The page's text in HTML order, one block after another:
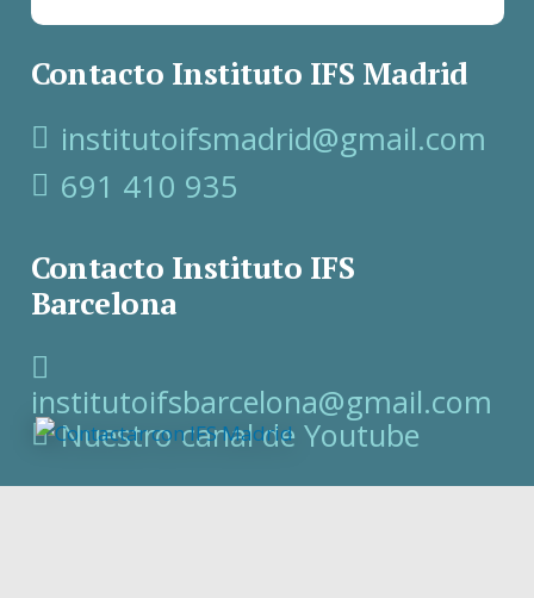
Contacto Instituto IFS Madrid
institutoifsmadrid@gmail.com
691 410 935
Contacto Instituto IFS
Barcelona
institutoifsbarcelona@gmail.com
Nuestro canal de Youtube